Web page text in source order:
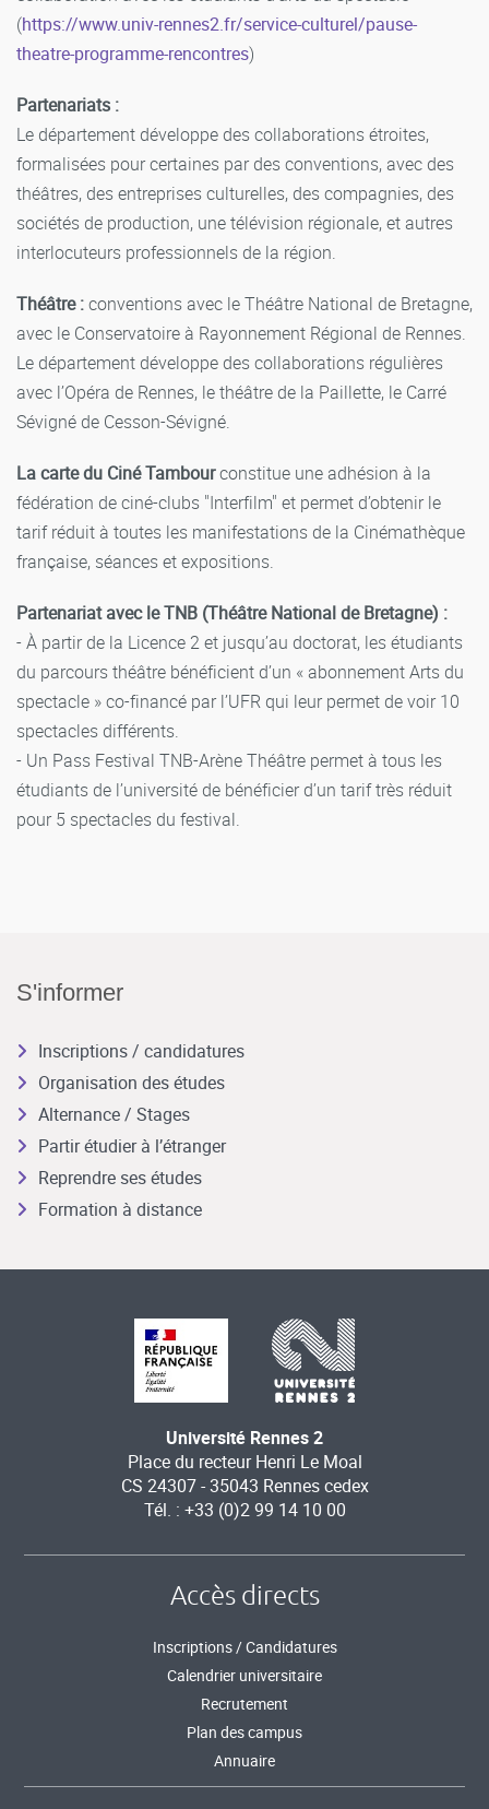
(https://www.univ-rennes2.fr/service-culturel/pause-
theatre-programme-rencontres)
Partenariats :
Le département développe des collaborations étroites,
formalisées pour certaines par des conventions, avec des
théâtres, des entreprises culturelles, des compagnies, des
sociétés de production, une télévision régionale, et autres
interlocuteurs professionnels de la région.
Théâtre :conventions avec le Théâtre National de Bretagne,
avec le Conservatoire à Rayonnement Régional de Rennes.
Le département développe des collaborations régulières
avec l’Opéra de Rennes, le théâtre de la Paillette, le Carré
Sévigné de Cesson-Sévigné.
La carte du Ciné Tambourconstitue une adhésion à la
fédération de ciné-clubs "Interfilm" et permet d’obtenir le
tarif réduit à toutes les manifestations de la Cinémathèque
française, séances et expositions.
Partenariat avec le TNB (Théâtre National de Bretagne) :
- À partir de la Licence 2 et jusqu’au doctorat, les étudiants
du parcours théâtre bénéficient d’un « abonnement Arts du
spectacle » co-financé par l’UFR qui leur permet de voir 10
spectacles différents.
- Un Pass Festival TNB-Arène Théâtre permet à tous les
étudiants de l’université de bénéficier d’un tarif très réduit
pour 5 spectacles du festival.
S'informer
Inscriptions / candidatures
Organisation des études
Alternance / Stages
Partir étudier à l’étranger
Reprendre ses études
Formation à distance
Université Rennes 2
Place du recteur Henri Le Moal
CS 24307 - 35043 Rennes cedex
Tél. : +33 (0)2 99 14 10 00
Accès directs
Inscriptions / Candidatures
Calendrier universitaire
Recrutement
Plan des campus
Annuaire